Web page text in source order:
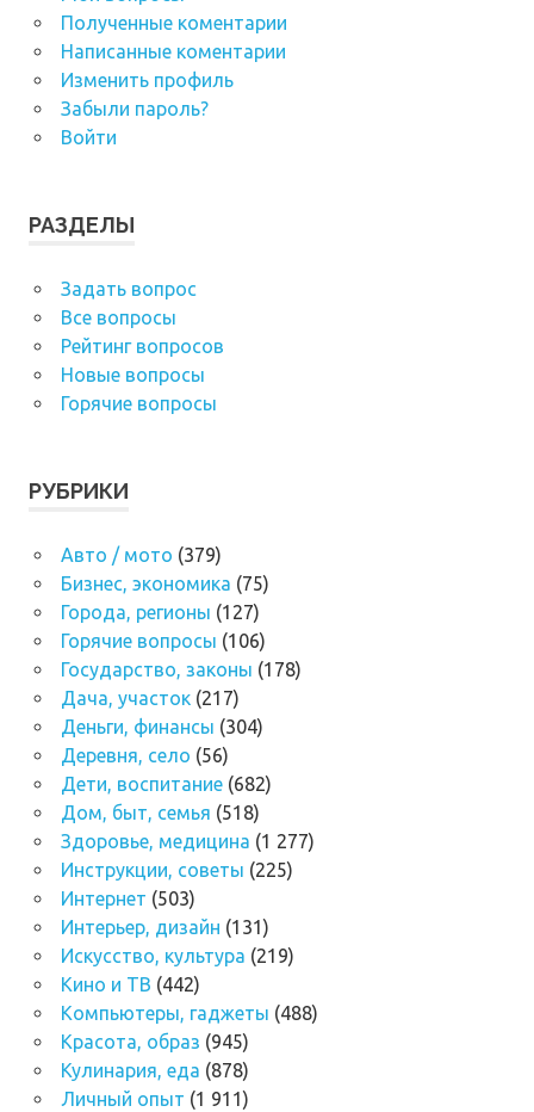
Полученные коментарии
Написанные коментарии
Изменить профиль
Забыли пароль?
Войти
РАЗДЕЛЫ
Задать вопрос
Все вопросы
Рейтинг вопросов
Новые вопросы
Горячие вопросы
РУБРИКИ
Авто / мото (379)
Бизнес, экономика (75)
Города, регионы (127)
Горячие вопросы (106)
Государство, законы (178)
Дача, участок(217)
Деньги, финансы (304)
Деревня, село (56)
Дети, воспитание(682)
Дом, быт, семья (518)
Здоровье, медицина (1 277)
Инструкции, советы (225)
Интернет (503)
Интерьер, дизайн (131)
Искусство, культура (219)
Кино и ТВ (442)
Компьютеры, гаджеты (488)
Красота, образ (945)
Кулинария, еда (878)
Личный опыт (1 911)